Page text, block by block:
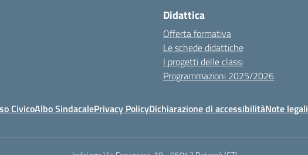
Didattica
Offerta formativa
Le schede didattiche
I progetti delle classi
Programmazioni 2025/2026
CivicoAlbo SindacalePrivacy PolicyDichiarazione di accessibilitàNote legali